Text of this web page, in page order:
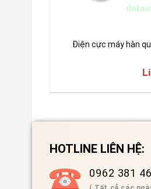
Điện cực máy hàn
HOTLINE LIÊN HỆ:
0962 381